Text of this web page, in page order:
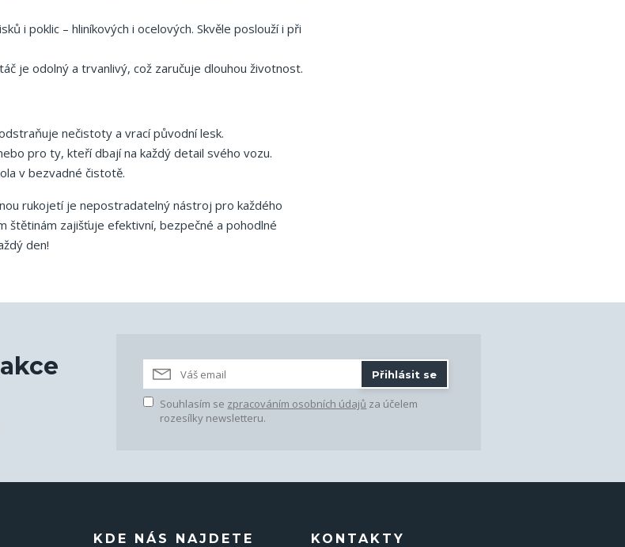
i poklic – hliníkových i ocelových. Skvěle poslouží i při
je odolný a trvanlivý, což zaručuje dlouhou životnost.
nečistoty a vrací původní lesk.
pro ty, kteří dbají na každý detail svého vozu.
v bezvadné čistotě.
rukojetí je nepostradatelný nástroj pro každého
štětinám zajišťuje efektivní, bezpečné a pohodlné
den!
Přihlásit se
Souhlasím se zpracováním osobních údajů za účelem
rozesílky newsletteru.
KDE NÁS NAJDETE KONTAKTY